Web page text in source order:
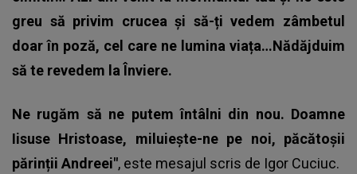
greu să privim crucea și să-ți vedem zâmbetul
doar în poză, cel care ne lumina viața…Nădăjduim
să te revedem la Înviere.
Ne rugăm să ne putem întâlni din nou. Doamne
Iisuse Hristoase, miluiește-ne pe noi, păcătoșii
părinții Andreei", este mesajul scris de Igor Cuciuc.